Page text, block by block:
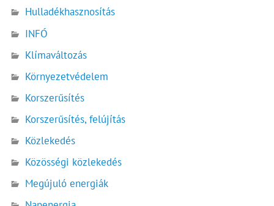
Hulladékhasznosítás
INFÓ
Klímaváltozás
Környezetvédelem
Korszerűsítés
Korszerűsítés, felújítás
Közlekedés
Közösségi közlekedés
Megújuló energiák